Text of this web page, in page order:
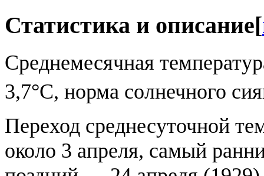
Статистика и описание[
Среднемесячная
3,7°С, норма солнечного
Переход среднесуточной
около 3 апреля, самый